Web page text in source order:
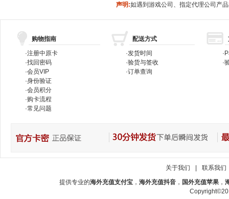
声明:如遇到游戏公司、指定代理公司产
购物指南
·注册中原卡
·找回密码
·会员VIP
·身份验证
·会员积分
·购卡流程
·常见问题
配送方式
·发货时间
·验货与签收
·订单查询
·
·
关于我们
联系我们
提供专业的海外充值支付宝， 海外充值抖音， 国外充值苹果，